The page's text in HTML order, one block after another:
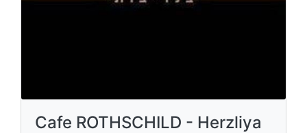
Cafe ROTHSCHILD - Herzliya